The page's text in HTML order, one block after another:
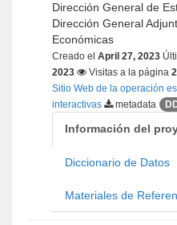
Dirección General de
Dirección General
Económicas
Creado el April 27, 2023
2023
Visitas a la página
Sitio Web de la operación
interactivas
metadata
Información del
Diccionario de Datos
Materiales de